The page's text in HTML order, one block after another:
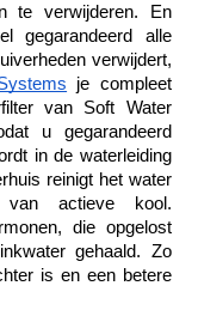
te verwijderen. En
gegarandeerd alle
verwijdert,
je compleet
van Soft Water
u gegarandeerd
in de waterleiding
reinigt het water
actieve kool.
die opgelost
gehaald. Zo
is en een betere